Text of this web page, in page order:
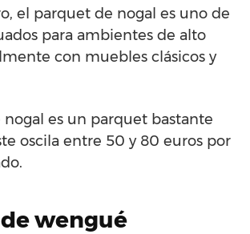
el parquet de nogal es uno de
para ambientes de alto
con muebles clásicos y
es un parquet bastante
oscila entre 50 y 80 euros por
wengué